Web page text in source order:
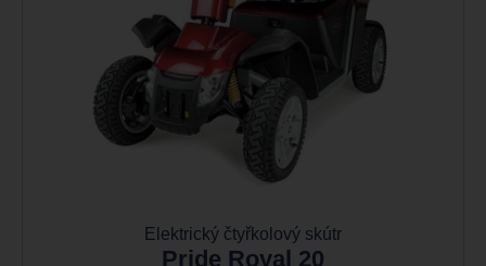
Elektrický čtyřkolový skútr
Pride Royal 20